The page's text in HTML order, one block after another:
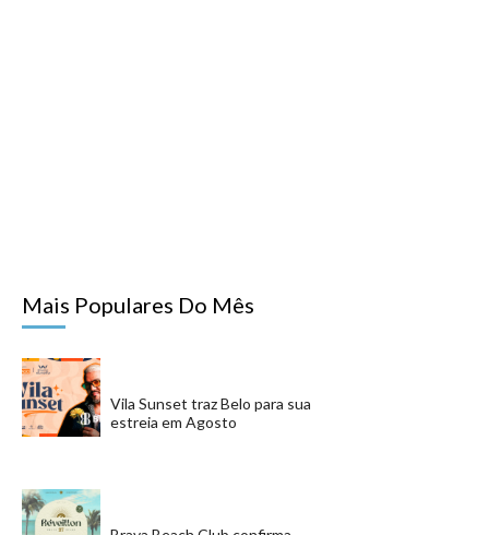
Mais Populares Do Mês
Vila Sunset traz Belo para sua
estreia em Agosto